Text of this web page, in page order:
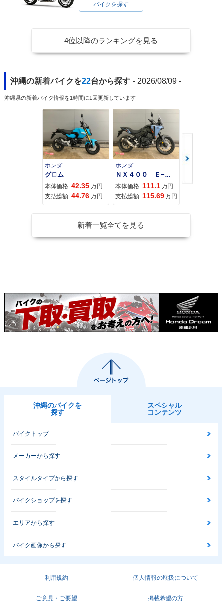
バイクを探す
4位以降のランキングを見る
沖縄の新着バイクを22台から探す - 2026/08/09 -
沖縄県の新着バイク情報を1時間に1回更新しています
ホンダ
グロム
本体価格: 42.35 万円
支払総額: 44.76 万円
ホンダ
ＮＸ４００ Ｅ−Ｃｌｕｔｃｈ
本体価格: 111.1 万円
支払総額: 115.69 万円
新着一覧全てを見る
沖縄のバイクを
探す
スペシャル
コンテンツ
バイクトップ
メーカーから探す
スタイルタイプから探す
バイクショップを探す
エリアから探す
バイク画像から探す
利用規約 個人情報の取扱について
ご意見・ご要望 掲載希望の方